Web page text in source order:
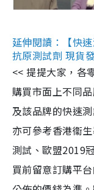
延伸閱讀：【快
抗原測試劑 現貨
<< 提提大家，各
購買市面上不同
及該品牌的快速
亦可參考香港衞
測試、歐盟2019
買前留意訂購平